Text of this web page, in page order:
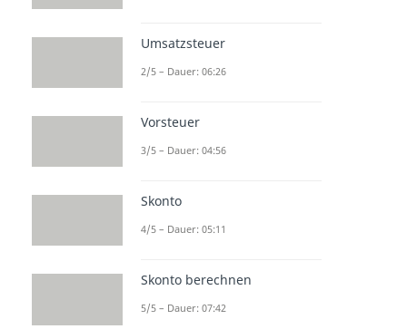
Umsatzsteuer
2/5 – Dauer: 06:26
Vorsteuer
3/5 – Dauer: 04:56
Skonto
4/5 – Dauer: 05:11
Skonto berechnen
5/5 – Dauer: 07:42